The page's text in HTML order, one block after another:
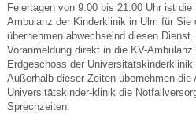
Feiertagen von 9:00 bis 21:00 Uhr ist
Ambulanz der Kinderklinik in Ulm für
übernehmen abwechselnd diesen
Voranmeldung direkt in die KV-
Erdgeschoss der
Außerhalb dieser Zeiten übernehmen
Universitätskinder-klinik die
Sprechzeiten.